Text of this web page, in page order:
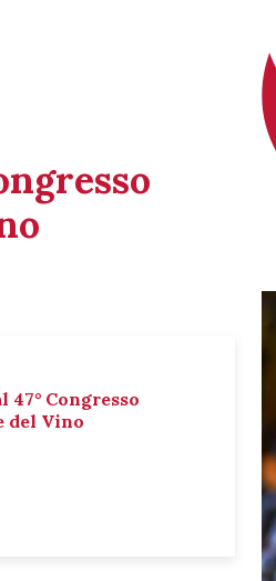
Congresso
del Vino